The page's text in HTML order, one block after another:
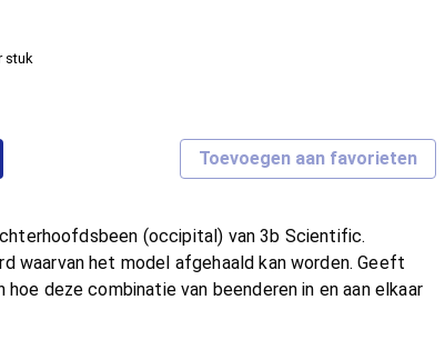
stuk
Toevoegen aan favorieten
(occipital) van 3b Scientific.
waarvan het model afgehaald kan worden. Geeft
deze combinatie van beenderen in en aan elkaar